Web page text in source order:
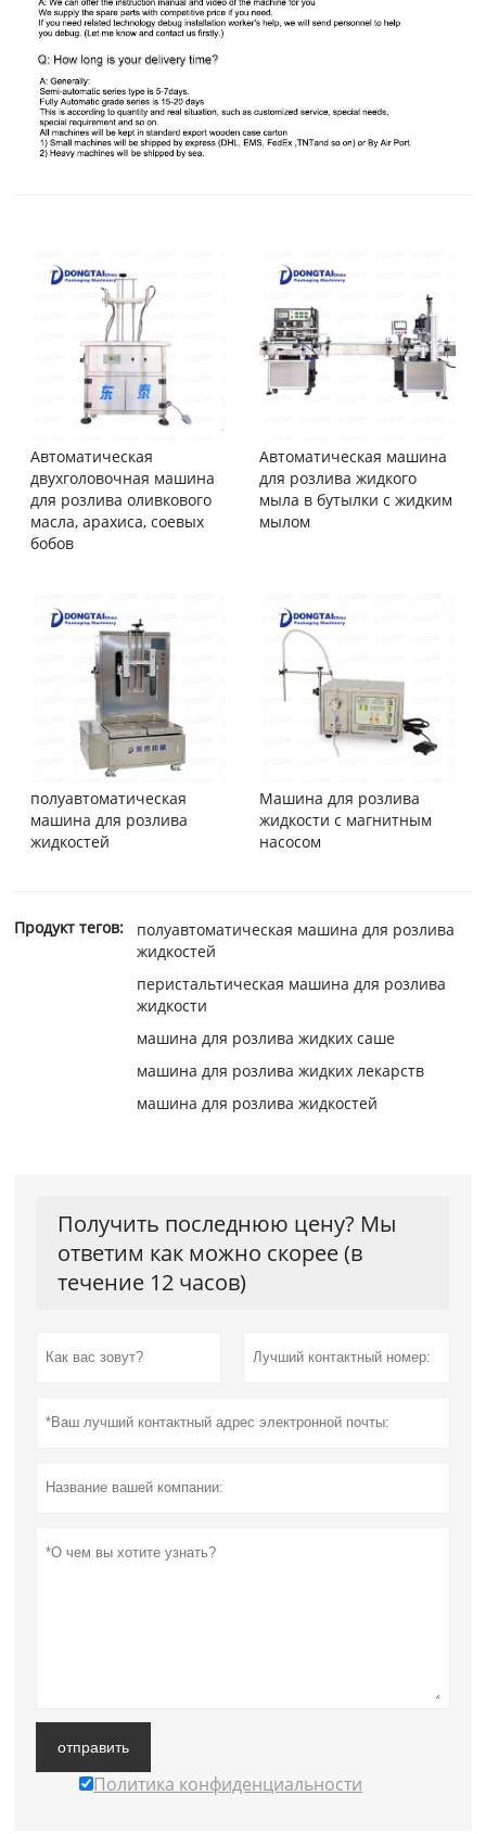
Автоматическая
двухголовочная машина
для розлива оливкового
масла, арахиса, соевых
бобов
Автоматическая машина
для розлива жидкого
мыла в бутылки с жидким
мылом
полуавтоматическая
машина для розлива
жидкостей
Машина для розлива
жидкости с магнитным
насосом
Продукт тегов:
полуавтоматическая машина для розлива
жидкостей
перистальтическая машина для розлива
жидкости
машина для розлива жидких саше
машина для розлива жидких лекарств
машина для розлива жидкостей
Получить последнюю цену? Мы
ответим как можно скорее (в
течение 12 часов)
отправить
Политика конфиденциальности